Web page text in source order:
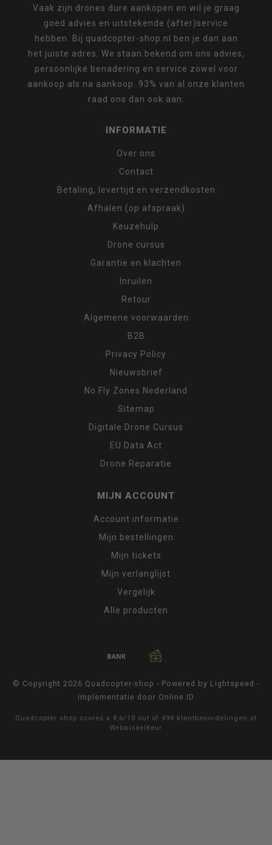
Vaak zijn drones dure aankopen en wil je graag
goed advies en uitstekende (after)service
hebben. Bij quadcopter-shop.nl ben je dan aan
het juiste adres. We staan bekend om ons advies,
persoonlijke benadering en service zowel voor
aankoop als na aankoop. 93% van al onze klanten
raad ons dan ook aan.
INFORMATIE
Over ons
Contact
Betaling, levertijd en verzendkosten
Afhalen (op afspraak)
Keuzehulp
Drone cursus
Garantie en klachten
Inruilen
Retour
Algemene voorwaarden
B2B
Privacy Policy
Nieuwsbrief
No Fly Zones Nederland
Sitemap
Digitale Drone Cursus
EU Data Act
Drone Reparatie
MIJN ACCOUNT
Account informatie
Mijn bestellingen
Mijn tickets
Mijn verlanglijst
Vergelijk
Alle producten
© Copyright 2026 Quadcopter-shop - Powered by Lightspeed -
Implementatie door Online ID
Quadcopter shop scores a 8,6/ 10 out of 494 klantbeoordelingen at
WebwinkelKeur